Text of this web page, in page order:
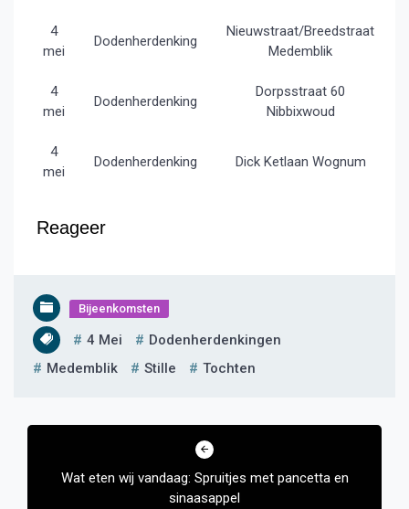
4
mei
Dodenherdenking
Nieuwstraat/Breedstraat
Medemblik
4
mei
Dodenherdenking
Dorpsstraat 60
Nibbixwoud
4
mei
Dodenherdenking Dick Ketlaan Wognum
Reageer
Bijeenkomsten
4 Mei
Dodenherdenkingen
Medemblik
Stille Tochten
Bericht
Wat eten wij vandaag: Spruitjes met pancetta en
sinaasappel